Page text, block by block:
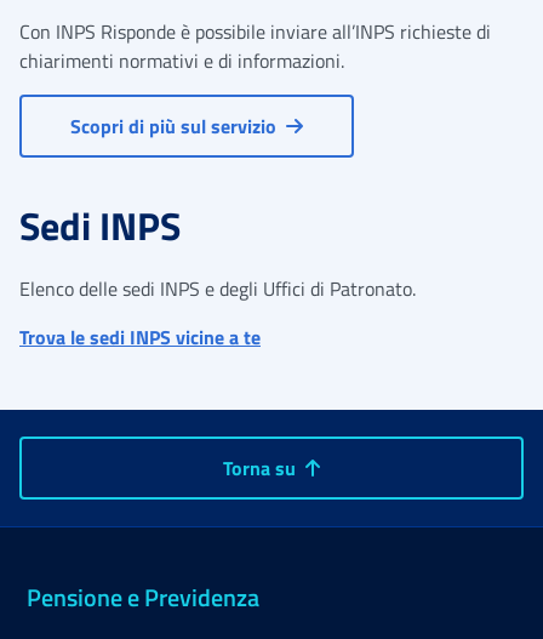
Con INPS Risponde è possibile inviare all’INPS richieste di
chiarimenti normativi e di informazioni.
Scopri di più sul servizio
Sedi INPS
Elenco delle sedi INPS e degli Uffici di Patronato.
Trova le sedi INPS vicine a te
Torna su
Pensione e Previdenza